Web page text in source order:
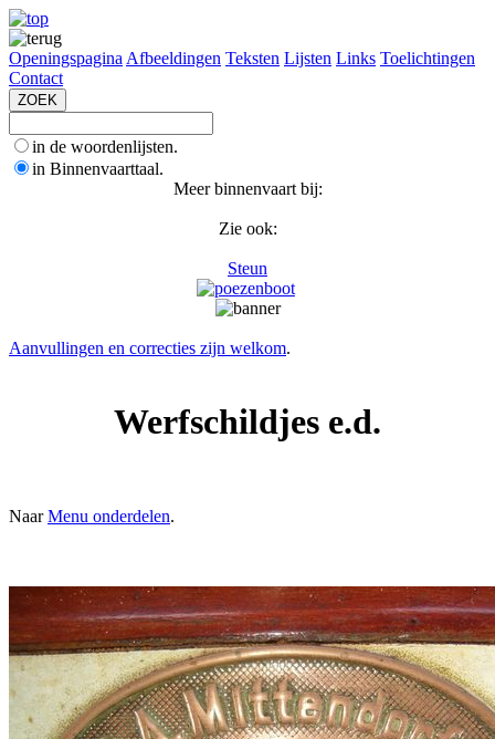
Openingspagina Afbeeldingen Teksten Lijsten Links Toelichtingen
Contact
in de woordenlijsten.
in Binnenvaarttaal.
Meer binnenvaart bij:
Zie ook:
Steun
Aanvullingen en correcties zijn welkom.
Werfschildjes e.d.
NaarMenu onderdelen.